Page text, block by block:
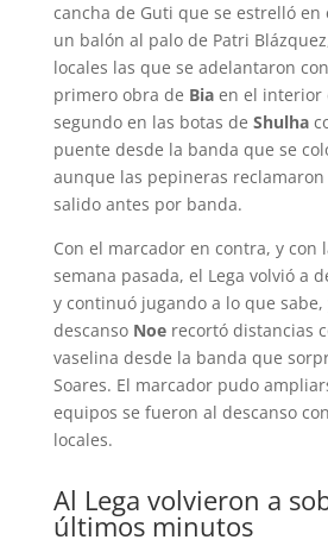
cancha de Guti que se estrelló en
un balón al palo de Patri
locales las que se adelantaron
primero obra de Biaen el interior
segundo en las botas de Shulha
puente desde la banda que se
aunque las pepineras
salido antes por banda.
Con el marcador en contra, y con
semana pasada, el Lega volvió a
y continuó jugando a lo que sabe,
descanso Noerecortó distancias
vaselina desde la banda que
Soares. El marcador pudo
equipos se fueron al descanso
locales.
Al Lega volvieron a
últimos minutos